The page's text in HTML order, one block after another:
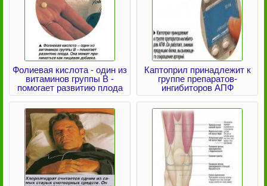
Фолиевая кислота - один из
витаминов группы В -
помогает развитию плода
Каптоприл принадлежит к
группе препаратов-
ингибиторов АПФ